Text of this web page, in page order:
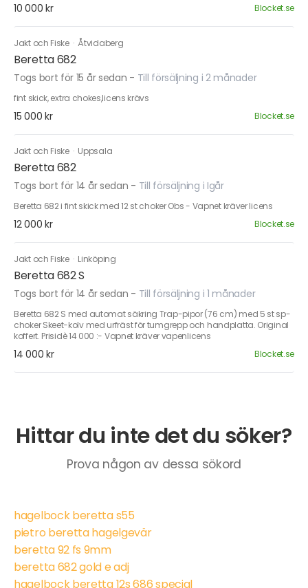
10 000 kr Blocket.se
Jakt och Fiske ·Åtvidaberg
Beretta 682
Togs bort för 15 år sedan - Till försäljning i 2 månader
fint skick, extra chokes,licens krävs
15 000 kr Blocket.se
Jakt och Fiske · Uppsala
Beretta 682
Togs bort för 14 år sedan - Till försäljning i Igår
Beretta 682 i fint skick med 12 st choker Obs - Vapnet kräver licens
12 000 kr Blocket.se
Jakt och Fiske · Linköping
Beretta 682 S
Togs bort för 14 år sedan - Till försäljning i 1 månader
Beretta 682 S med automat säkring Trap-pipor (76 cm) med 5 st sp-
choker Skeet-kolv med urfräst för tumgrepp och handplatta. Original
koffert. Prisidè 14 000 :- Vapnet kräver vapenlicens
14 000 kr Blocket.se
Hittar du inte det du söker?
Prova någon av dessa sökord
hagelbock beretta s55
pietro beretta hagelgevär
beretta 92 fs 9mm
beretta 682 gold e adj
hagelbock beretta 12s 686 special